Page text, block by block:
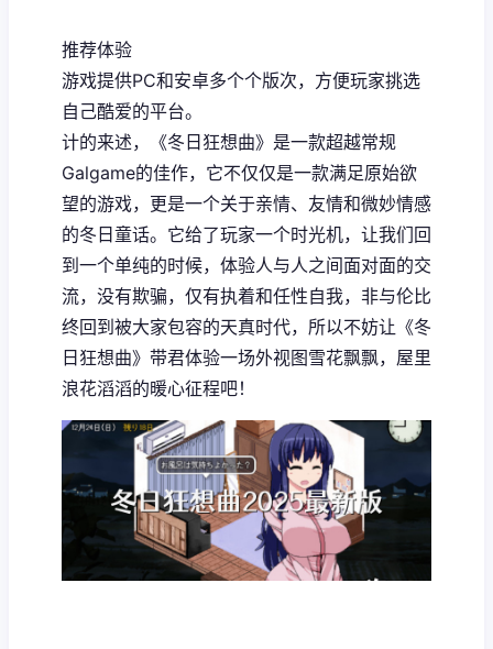
推荐体验
游戏提供PC和安卓多个个版次，方便玩家挑选
自己酷爱的平台。
计的来述，《冬日狂想曲》是一款​​超越常规
Galgame的佳作​​，它不仅仅是一款满足原始欲
望的游戏，更是一个关于亲情、友情和微妙情感
的冬日童话。它给了玩家一个时光机，让我们回
到一个单纯的时候，体验人与人之间面对面的交
流，没有欺骗，仅有执着和任性自我，非与伦比
终回到被大家包容的天真时代，所以不妨让《冬
日狂想曲》带君体验一场​​外视图雪花飘飘，屋里
浪花滔滔​​的暖心征程吧！